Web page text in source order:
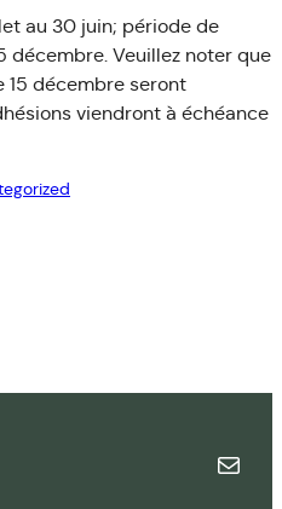
au 30 juin; période de
décembre. Veuillez noter que
15 décembre seront
viendront à échéance
Mail